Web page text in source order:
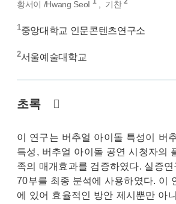
황서이 /Hwang SeoI , 기찬
1중앙대학교 인문콘텐츠연구소
2서울예술대학교
초록
이 연구는 버추얼 아이돌 특성이 버
특성, 버추얼 아이돌 공연 시청자의
족의 매개효과를 검증하였다. 실증
70부를 최종 분석에 사용하였다. 이
에 있어 효율적인 방안 제시뿐만 아